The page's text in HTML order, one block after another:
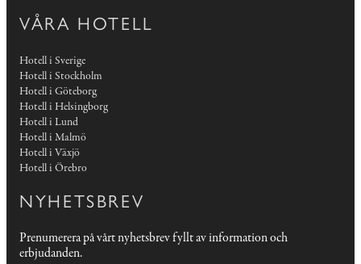
VÅRA HOTELL
Hotell i Sverige
Hotell i Stockholm
Hotell i Göteborg
Hotell i Helsingborg
Hotell i Lund
Hotell i Malmö
Hotell i Växjö
Hotell i Örebro
NYHETSBREV
Prenumerera på vårt nyhetsbrev fyllt av information och
erbjudanden.